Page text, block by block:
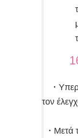
•
τον
• Μετά